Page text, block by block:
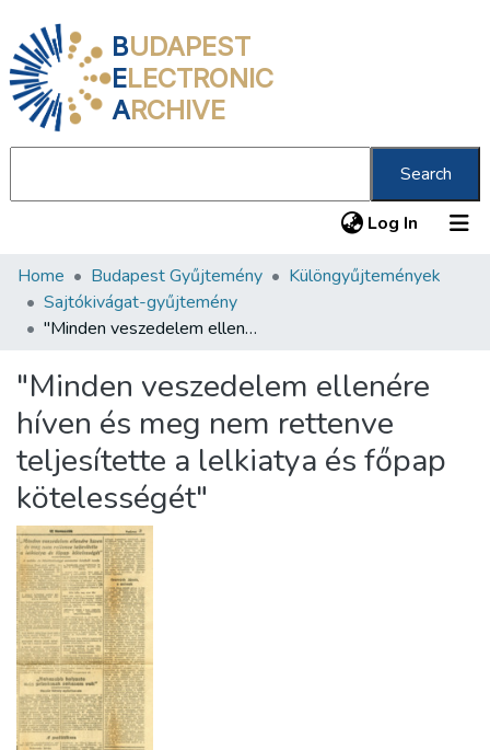
BUDAPEST
ELECTRONIC
ARCHIVE
Search
Log In (current)
Communities & Collections
All of DSpace
About us
Home Budapest Gyűjtemény
Különgyűjtemények
Sajtókivágat-gyűjtemény
"Minden veszedelem ellenére híven és meg nem rettenve teljesítette a lelkiatya és főpap kötelességét"
"Minden veszedelem ellenére
híven és meg nem rettenve
teljesítette a lelkiatya és főpap
kötelességét"